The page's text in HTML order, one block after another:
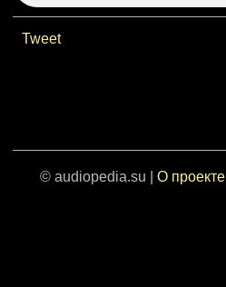
Tweet
© audiopedia.su | О проекте